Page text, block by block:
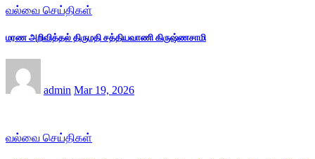
வல்வை செய்திகள்
மரண அறிவித்தல் திருமதி சத்தியவாணி கிருஷ்ணசாமி
admin Mar 19, 2026
வல்வை செய்திகள்